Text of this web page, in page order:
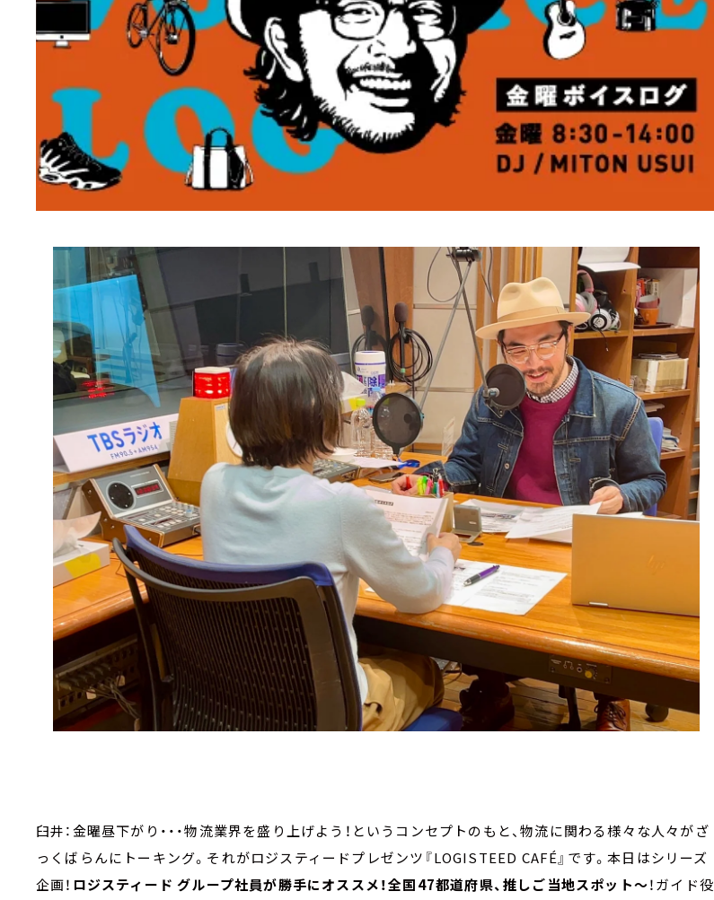
臼井：金曜昼下がり・・・物流業界を盛り上げよう！というコンセプトのもと、物流に関わる様々な人々がざ
っくばらんにトーキング。それがロジスティードプレゼンツ『LOGISTEED CAFÉ』です。本日はシリーズ
企画！ ロジスティード グループ社員が勝手にオススメ！全国47都道府県、推しご当地スポット～！ガイド役